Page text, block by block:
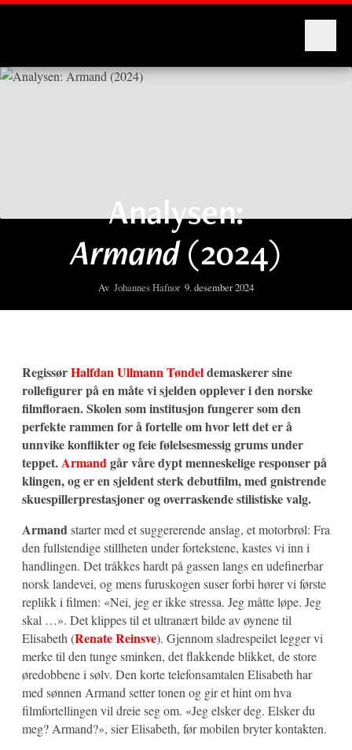
Analysen:
Armand(2024)
Av Johannes Hafnor 9. desember 2024
RegissørHalfdan Ullmann Tøndeldemaskerer sine
rollefigurer på en måte vi sjelden opplever i den norske
filmfloraen. Skolen som institusjon fungerer som den
perfekte rammen for å fortelle om hvor lett det er å
unnvike konflikter og feie følelsesmessig grums under
teppet.Armandgår våre dypt menneskelige responser på
klingen, og er en sjeldent sterk debutfilm, med gnistrende
skuespillerprestasjoner og overraskende stilistiske valg.
Armandstarter med et suggererende anslag, et motorbrøl: Fra
den fullstendige stillheten under fortekstene, kastes vi inn i
handlingen. Det tråkkes hardt på gassen langs en udefinerbar
norsk landevei, og mens furuskogen suser forbi hører vi første
replikk i filmen: «Nei, jeg er ikke stressa. Jeg måtte løpe. Jeg
skal …». Det klippes til et ultranært bilde av øynene til
Elisabeth (Renate Reinsve). Gjennom sladrespeilet legger vi
merke til den tunge sminken, det flakkende blikket, de store
øredobbene i sølv. Den korte telefonsamtalen Elisabeth har
med sønnen Armand setter tonen og gir et hint om hva
filmfortellingen vil dreie seg om. «Jeg elsker deg. Elsker du
meg? Armand?», sier Elisabeth, før mobilen bryter kontakten.